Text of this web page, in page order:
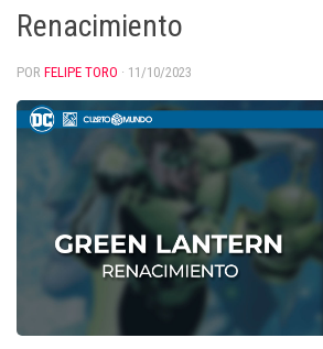
Renacimiento
POR FELIPE TORO · 11/10/2023